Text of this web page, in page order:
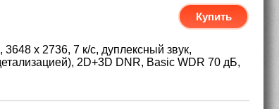
Купить
x 2736, 7 к/с, дуплексный звук,
2D+3D DNR, Basic WDR 70 дБ,